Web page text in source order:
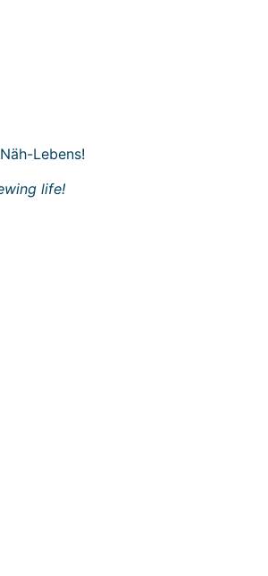
Lebens!
life!